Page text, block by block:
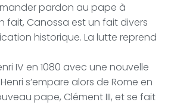
pardon au pape à
fait, Canossa est un fait divers
historique. La lutte reprend
IV en 1080 avec une nouvelle
s’empare alors de Rome en
pape, Clément III, et se fait